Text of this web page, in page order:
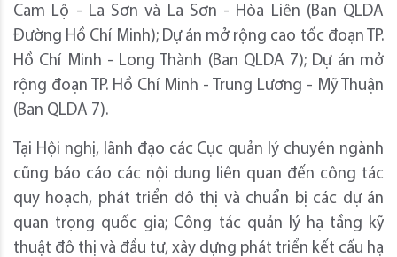
Cam Lộ - La Sơn và La Sơn - Hòa Liên (Ban QLDA
Đường Hồ Chí Minh); Dự án mở rộng cao tốc đoạn TP.
Hồ Chí Minh - Long Thành (Ban QLDA 7); Dự án mở
rộng đoạn TP. Hồ Chí Minh - Trung Lương - Mỹ Thuận
(Ban QLDA 7).
Tại Hội nghị, lãnh đạo các Cục quản lý chuyên ngành
cũng báo cáo các nội dung liên quan đến công tác
quy hoạch, phát triển đô thị và chuẩn bị các dự án
quan trọng quốc gia; Công tác quản lý hạ tầng kỹ
thuật đô thị và đầu tư, xây dựng phát triển kết cấu hạ